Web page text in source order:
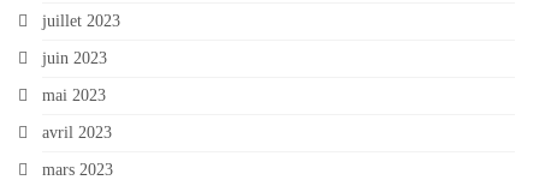
juillet 2023
juin 2023
mai 2023
avril 2023
mars 2023